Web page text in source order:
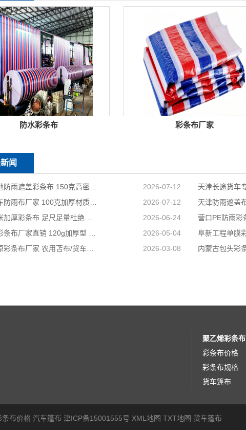
防水彩条布 彩条布厂家
闻
2026-07-12
2026-07-12
2026-06-24
2026-05-04
2026-03-08
聚乙烯彩条布
彩条布价格
彩条布规格
货车篷布
条布价格 汽车篷布 津ICP备15001555号 XML地图 TXT地图 货车篷布